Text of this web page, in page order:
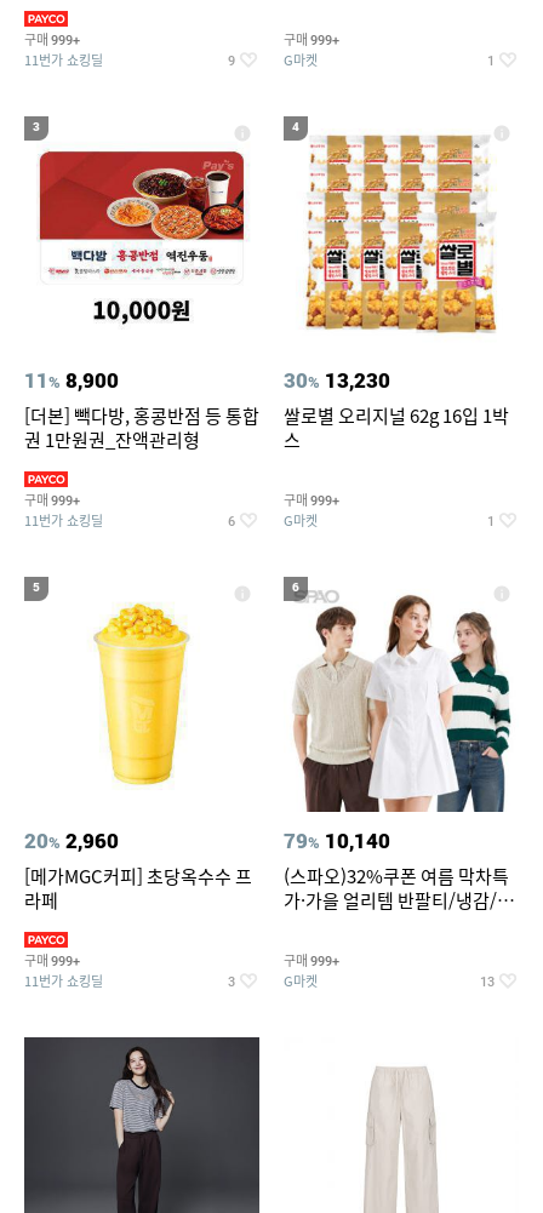
구매 999+
11번가 쇼킹딜 9
티커 세트
구매 999+
G마켓 1
3
11% 8,900
[더본] 빽다방, 홍콩반점 등 통합
권 1만원권_잔액관리형
구매 999+
11번가 쇼킹딜 6
4
30% 13,230
쌀로별 오리지널 62g 16입 1박
스
구매 999+
G마켓 1
5
20% 2,960
[메가MGC커피] 초당옥수수 프
라페
구매 999+
11번가 쇼킹딜 3
6
79% 10,140
(스파오)32%쿠폰 여름 막차특
가·가을 얼리템 반팔티/냉감/반
건 외 ~74%OFF
구매 999+
G마켓 13